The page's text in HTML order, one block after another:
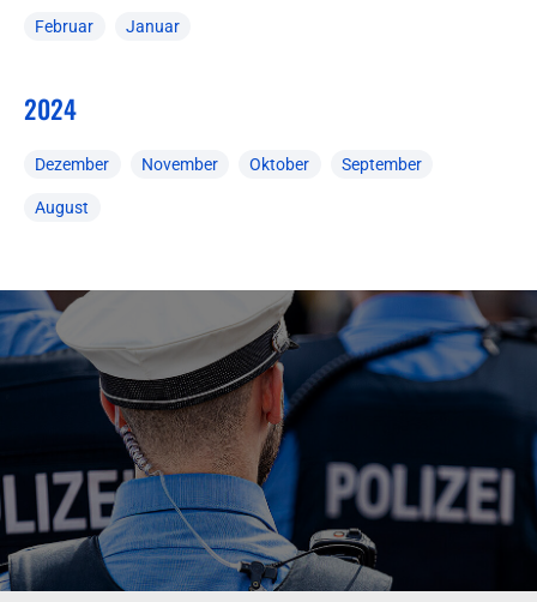
Februar Januar
2024
Dezember November Oktober September
August